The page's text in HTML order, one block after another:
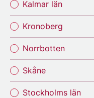
Kalmar län
Kronoberg
Norrbotten
Skåne
Stockholms län